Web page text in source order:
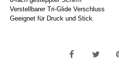
Verstellbarer Tri-Glide Verschluss
Geeignet für Druck und Stick.